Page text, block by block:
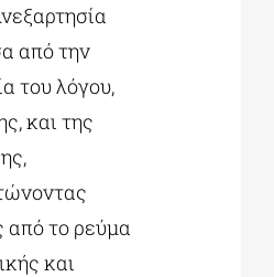
από την
του λόγου,
και της
από το ρεύμα
και